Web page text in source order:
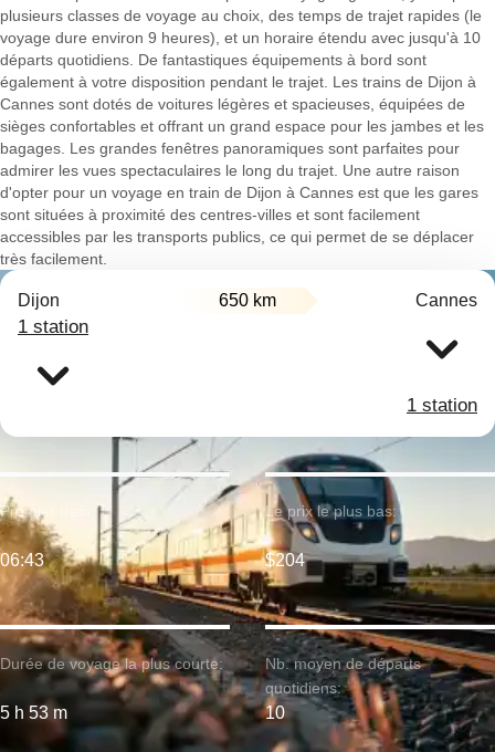
plusieurs classes de voyage au choix, des temps de trajet rapides (le
voyage dure environ 9 heures), et un horaire étendu avec jusqu'à 10
départs quotidiens. De fantastiques équipements à bord sont
également à votre disposition pendant le trajet. Les trains de Dijon à
Cannes sont dotés de voitures légères et spacieuses, équipées de
sièges confortables et offrant un grand espace pour les jambes et les
bagages. Les grandes fenêtres panoramiques sont parfaites pour
admirer les vues spectaculaires le long du trajet. Une autre raison
d'opter pour un voyage en train de Dijon à Cannes est que les gares
sont situées à proximité des centres-villes et sont facilement
accessibles par les transports publics, ce qui permet de se déplacer
très facilement.
Dijon 650 km Cannes
1 station
1 station
Durée de voyage la plus courte:
5 h 53 m
Premier train:
06:43
Le prix le plus bas:
$204
Nb. moyen de départs
quotidiens:
10